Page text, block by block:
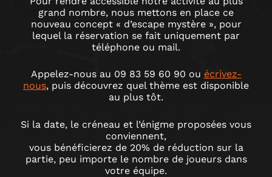
L’ESCAPE
GAME
À
PRIX
RÉDUIT
grand nombre, nous mettons en place ce
nouveau concept « d’escape mystère », pour
lequel la réservation se fait uniquement par
téléphone ou mail.
Appelez-nous au 09 83 59 60 90 ou écrivez-
nous, puis découvrez quel thème est disponible
au plus tôt.
Si la date, le créneau et l’énigme proposées vous
conviennent,
vous bénéficierez de 20% de réduction sur la
partie, peu importe le nombre de joueurs dans
votre équipe.